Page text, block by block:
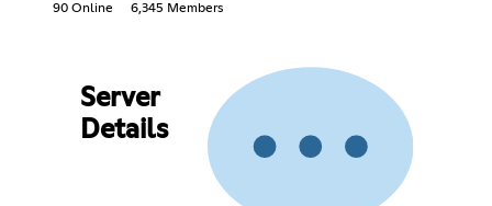
90 Online 6,345 Members
Server
Details